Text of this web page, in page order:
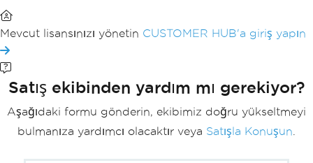
Mevcut lisansınızı yönetin CUSTOMER HUB'a giriş yapın
Satış ekibinden yardım mı gerekiyor?
Aşağıdaki formu gönderin, ekibimiz doğru yükseltmeyi
bulmanıza yardımcı olacaktır veya Satışla Konuşun.